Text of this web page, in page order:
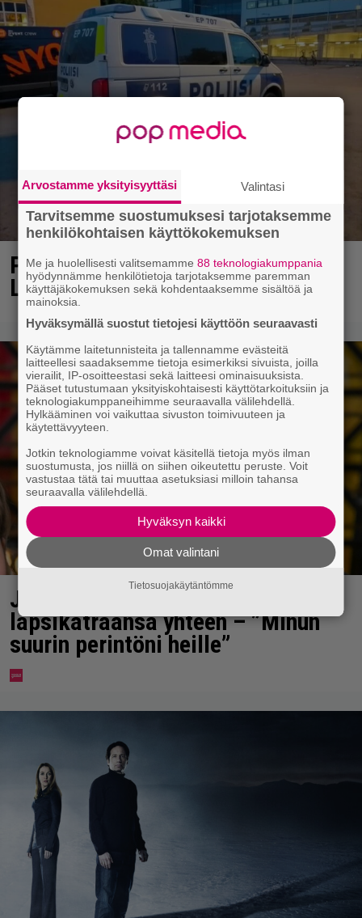
Poliisi teki surullisen löydön
Lohjalla
Jani Sievinen kokosi
lapsikatraansa yhteen – ”Minun
suurin perintöni heille”
Arvostamme yksityisyyttäsi Valintasi
Tarvitsemme suostumuksesi tarjotaksemme
henkilökohtaisen käyttökokemuksen
Me ja huolellisesti valitsemamme88 teknologiakumppania
hyödynnämme henkilötietoja tarjotaksemme paremman
käyttäjäkokemuksen sekä kohdentaaksemme sisältöä ja
mainoksia.
Hyväksymällä suostut tietojesi käyttöön seuraavasti
Käytämme laitetunnisteita ja tallennamme evästeitä
laitteellesi saadaksemme tietoja esimerkiksi sivuista, joilla
vierailit, IP-osoitteestasi sekä laitteesi ominaisuuksista.
Pääset tutustumaan yksityiskohtaisesti käyttötarkoituksiin ja
teknologiakumppaneihimme seuraavalla välilehdellä.
Hylkääminen voi vaikuttaa sivuston toimivuuteen ja
käytettävyyteen.
Jotkin teknologiamme voivat käsitellä tietoja myös ilman
suostumusta, jos niillä on siihen oikeutettu peruste. Voit
vastustaa tätä tai muuttaa asetuksiasi milloin tahansa
seuraavalla välilehdellä.
Hyväksyn kaikki
Omat valintani
Tietosuojakäytäntömme